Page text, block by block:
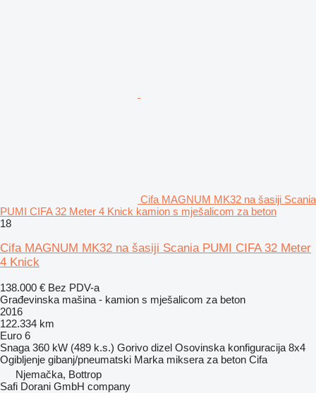
Cifa MAGNUM MK32 na šasiji Scania
PUMI CIFA 32 Meter 4 Knick kamion s mješalicom za beton
18
Cifa MAGNUM MK32 na šasiji Scania PUMI CIFA 32 Meter
4 Knick
138.000 € Bez PDV-a
Građevinska mašina - kamion s mješalicom za beton
2016
122.334 km
Euro 6
Snaga 360 kW (489 k.s.) Gorivo dizel Osovinska konfiguracija 8x4
Ogibljenje gibanj/pneumatski Marka miksera za beton Cifa
Njemačka, Bottrop
Safi Dorani GmbH company